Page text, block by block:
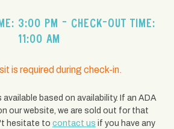
3:00 PM - CHECK-OUT TIME:
11:00 AM
is required during check-in.
based on availability. If an ADA
our website, we are sold out for that
hesitate to contact us if you have any